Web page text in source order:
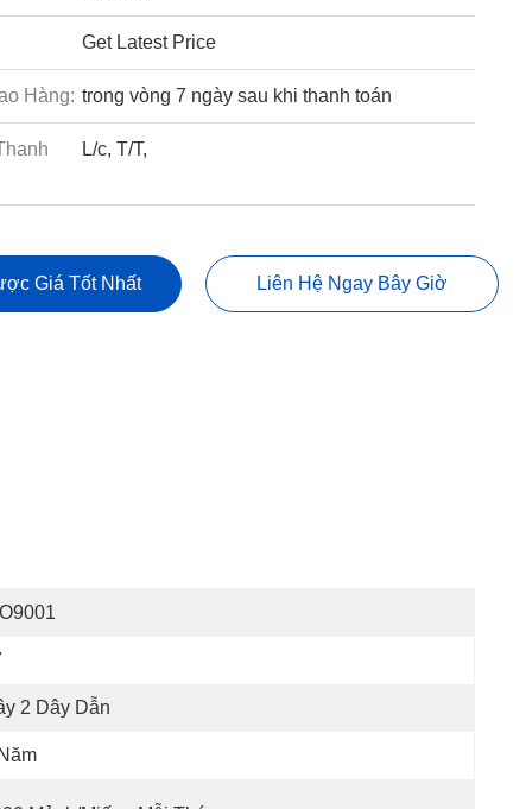
Get Latest Price
Hàng: trong vòng 7 ngày sau khi thanh toán
L/c, T/T,
Giá Tốt Nhất Liên Hệ Ngay Bây Giờ
2 Dây Dẫn